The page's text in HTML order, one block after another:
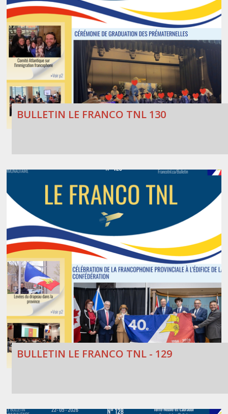
BULLETIN LE FRANCO TNL 130
BULLETIN LE FRANCO TNL - 129